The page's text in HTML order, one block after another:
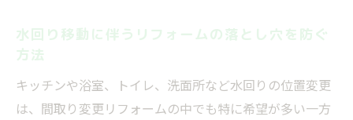
戸建てリフォームで叶えた快適な間取り変
マンションリフォーム間取り変更の工夫を
紹介
水回り移動に伴うリフォームの落とし穴を防ぐ
方法
キッチンや浴室、トイレ、洗面所など水回りの位置変更
は、間取り変更リフォームの中でも特に希望が多い一方